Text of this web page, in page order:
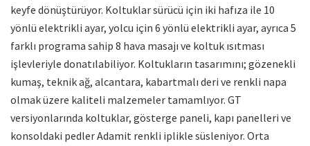
keyfe dönüştürüyor. Koltuklar sürücü için iki hafıza ile 10
yönlü elektrikli ayar, yolcu için 6 yönlü elektrikli ayar, ayrıca 5
farklı programa sahip 8 hava masajı ve koltuk ısıtması
işlevleriyle donatılabiliyor. Koltukların tasarımını; gözenekli
kumaş, teknik ağ, alcantara, kabartmalı deri ve renkli napa
olmak üzere kaliteli malzemeler tamamlıyor. GT
versiyonlarında koltuklar, gösterge paneli, kapı panelleri ve
konsoldaki pedler Adamit renkli iplikle süsleniyor. Orta